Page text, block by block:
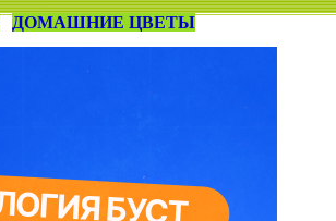
ДОМАШНИЕ ЦВЕТЫ